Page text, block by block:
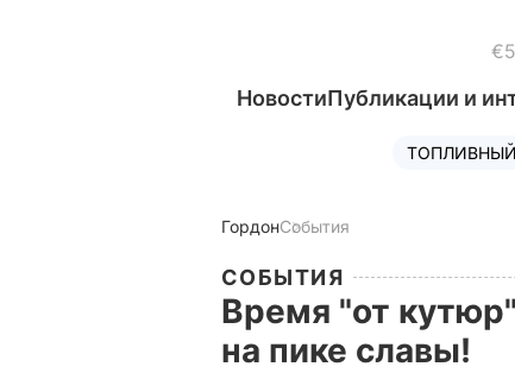
НовостиПубликации и
ГордонСобытия
СОБЫТИЯ
Время "от
на пике славы!